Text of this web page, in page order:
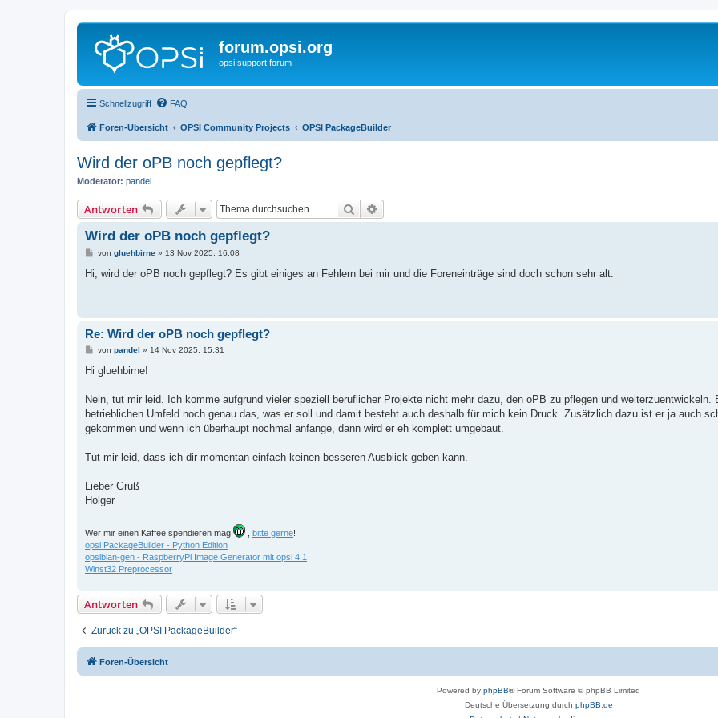
forum.opsi.org
opsi support forum
Schnellzugriff FAQ
Foren-Übersicht OPSI Community Projects OPSI PackageBuilder
Wird der oPB noch gepflegt?
Moderator: pandel
Antworten Suche
Wird der oPB noch gepflegt?
B
t
von gluehbirne» 13 Nov 2025, 16:08
Hi, wird der oPB noch gepflegt? Es gibt einiges an Fehlern bei mir und die Foreneinträge sind doch schon sehr alt.
Re: Wird der oPB noch gepflegt?
B
a
von pandel » 14 Nov 2025, 15:31
Hi gluehbirne!
Nein, tut mir leid. Ich komme aufgrund vieler speziell beruflicher Projekte nicht mehr dazu, den oPB zu pflegen und weiterzuentwickeln.
betrieblichen Umfeld noch genau das, was er soll und damit besteht auch deshalb für mich kein Druck. Zusätzlich dazu ist er ja auch
gekommen und wenn ich überhaupt nochmal anfange, dann wird er eh komplett umgebaut.
Tut mir leid, dass ich dir momentan einfach keinen besseren Ausblick geben kann.
Lieber Gruß
Holger
Wer mir einen Kaffee spendieren mag bitte gerne!
opsi PackageBuilder - Python Edition
opsibian-gen - RaspberryPi Image Generator mit opsi 4.1
Winst32 Preprocessor
Antworten
Zurück zu „OPSI PackageBuilder“
Foren-Übersicht
Powered by phpBB® Forum Software © phpBB Limited
Deutsche Übersetzung durch phpBB.de